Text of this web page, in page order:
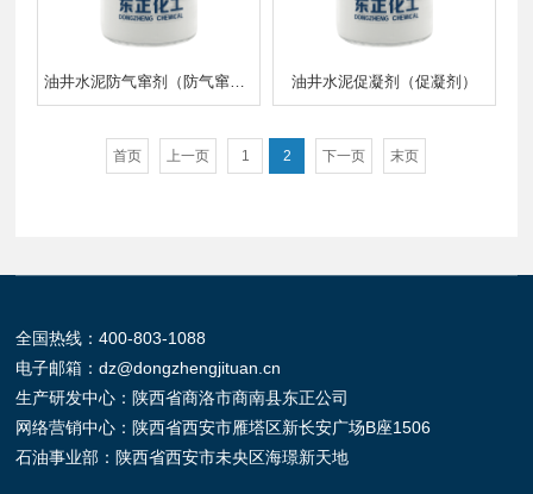
油井水泥促凝剂（促凝剂）
首页 上一页 1 2 下一页 末页
全国热线：400-803-1088
电子邮箱：dz@dongzhengjituan.cn
生产研发中心：陕西省商洛市商南县东正公司
网络营销中心：陕西省西安市雁塔区新长安广场B座1506
石油事业部：陕西省西安市未央区海璟新天地